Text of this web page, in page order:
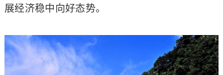
展经济稳中向好态势。